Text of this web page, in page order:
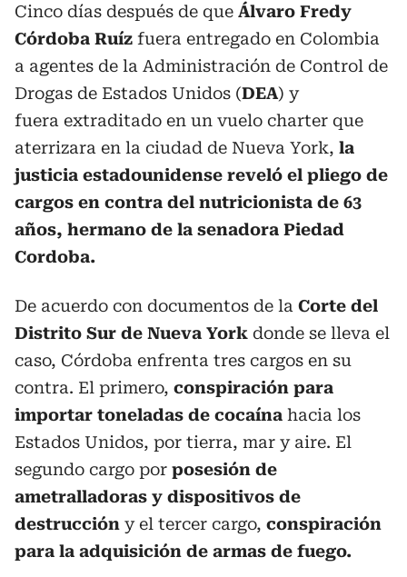
Cinco días después de que Álvaro Fredy
Córdoba Ruíz fuera entregado en Colombia
a agentes de la Administración de Control de
Drogas de Estados Unidos (DEA) y
fuera extraditado en un vuelo charter que
aterrizara en la ciudad de Nueva York, la
justicia estadounidense reveló el pliego de
cargos en contra del nutricionista de 63
años, hermano de la senadora Piedad
Cordoba.
De acuerdo con documentos de la Corte del
Distrito Sur de Nueva York donde se lleva el
caso, Córdoba enfrenta tres cargos en su
contra. El primero, conspiración para
importar toneladas de cocaína hacia los
Estados Unidos, por tierra, mar y aire. El
segundo cargo por posesión de
ametralladoras y dispositivos de
destrucción y el tercer cargo, conspiración
para la adquisición de armas de fuego.